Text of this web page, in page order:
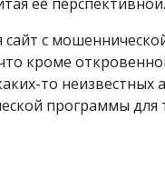
сайт с
кроме
то неизвестных
программы для